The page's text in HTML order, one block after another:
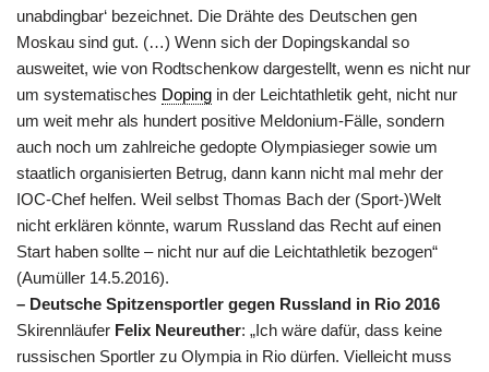
unabdingbar‘ bezeichnet. Die Drähte des Deutschen gen
Moskau sind gut. (…) Wenn sich der Dopingskandal so
ausweitet, wie von Rodtschenkow dargestellt, wenn es nicht nur
um systematisches Doping in der Leichtathletik geht, nicht nur
um weit mehr als hundert positive Meldonium-Fälle, sondern
auch noch um zahlreiche gedopte Olympiasieger sowie um
staatlich organisierten Betrug, dann kann nicht mal mehr der
IOC-Chef helfen. Weil selbst Thomas Bach der (Sport-)Welt
nicht erklären könnte, warum Russland das Recht auf einen
Start haben sollte – nicht nur auf die Leichtathletik bezogen“
(Aumüller 14.5.2016).
– Deutsche Spitzensportler gegen Russland in Rio 2016
Skirennläufer Felix Neureuther: „Ich wäre dafür, dass keine
russischen Sportler zu Olympia in Rio dürfen. Vielleicht muss